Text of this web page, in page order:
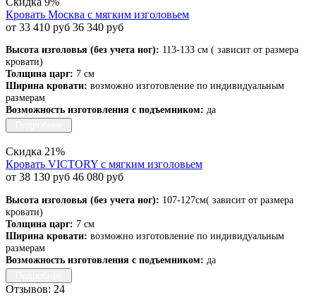
Кровать Москва с мягким изголовьем
от 33 410 руб 36 340 руб
Высота изголовья (без учета ног): 113-133 см ( зависит от размера
кровати)
Толщина царг: 7 см
Ширина кровати: возможно изготовление по индивидуальным
размерам
Возможность изготовления с подъемником: да
Скидка 21%
Кровать VICTORY с мягким изголовьем
от 38 130 руб 46 080 руб
Высота изголовья (без учета ног): 107-127см( зависит от размера
кровати)
Толщина царг: 7 см
Ширина кровати: возможно изготовление по индивидуальным
размерам
Возможность изготовления с подъемником: да
Отзывов: 24